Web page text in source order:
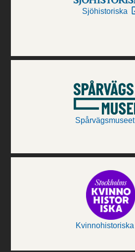
Sjöhistoriska
Spårvägsmuseet
Kvinnohistoriska